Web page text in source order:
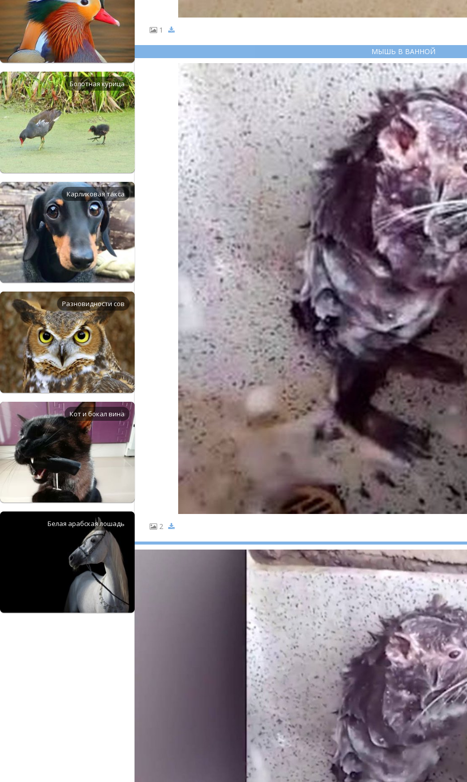
Болотная курица
Карликовая такса
Разновидности сов
Кот и бокал вина
Белая арабская лошадь
1
МЫШЬ В ВАННОЙ
2